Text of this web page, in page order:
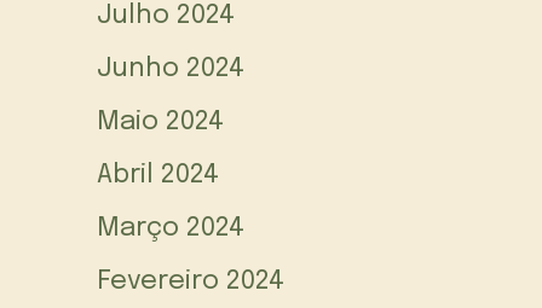
Julho 2024
Junho 2024
Maio 2024
Abril 2024
Março 2024
Fevereiro 2024